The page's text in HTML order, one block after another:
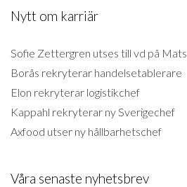
Nytt om karriär
Sofie Zettergren utses till vd på
Borås rekryterar handelsetablerare
Elon rekryterar logistikchef
Kappahl rekryterar ny Sverigechef
Axfood utser ny hållbarhetschef
Våra senaste nyhetsbrev